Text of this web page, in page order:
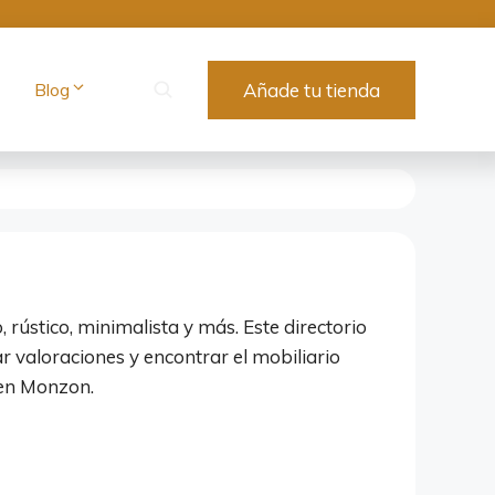
Blog Añade tu tienda
rústico, minimalista y más. Este directorio
valoraciones y encontrar el mobiliario
Monzon.